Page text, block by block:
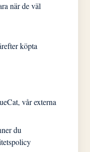
när de väl
köpta
vår externa
du